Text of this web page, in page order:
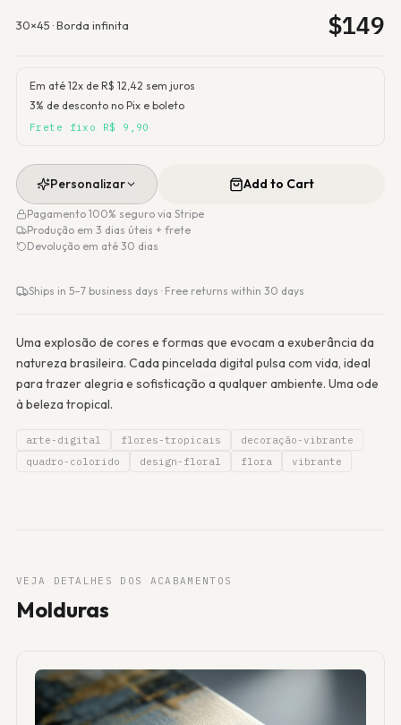
30×45 ·Borda infinita $149
Em até 12x de R$ 12,42 sem juros
3% de desconto no Pix e boleto
Frete fixo R$ 9,90
Personalizar Add to Cart
Pagamento 100% seguro via Stripe
Produção em 3 dias úteis + frete
Devolução em até 30 dias
Ships in 5–7 business days · Free returns within 30 days
Uma explosão de cores e formas que evocam a exuberância da
natureza brasileira. Cada pincelada digital pulsa com vida, ideal
para trazer alegria e sofisticação a qualquer ambiente. Uma ode
à beleza tropical.
arte-digital flores-tropicais
decoração-vibrante
quadro-colorido
design-floral flora vibrante
VEJA DETALHES DOS ACABAMENTOS
Molduras